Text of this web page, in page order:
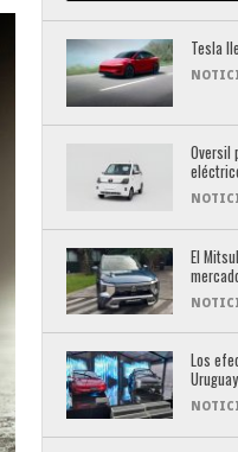
Tesla
Oversil
El
Los
Uruguay